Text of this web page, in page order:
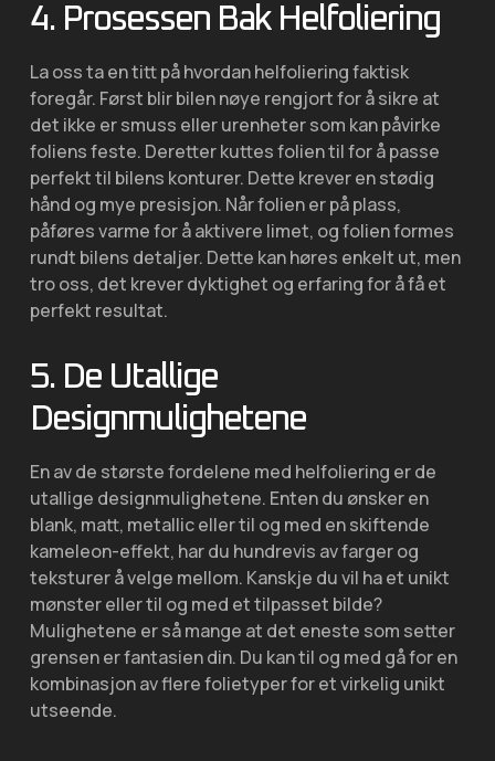
4. Prosessen Bak Helfoliering
La oss ta en titt på hvordan helfoliering faktisk
foregår. Først blir bilen nøye rengjort for å sikre at
det ikke er smuss eller urenheter som kan påvirke
foliens feste. Deretter kuttes folien til for å passe
perfekt til bilens konturer. Dette krever en stødig
hånd og mye presisjon. Når folien er på plass,
påføres varme for å aktivere limet, og folien formes
rundt bilens detaljer. Dette kan høres enkelt ut, men
tro oss, det krever dyktighet og erfaring for å få et
perfekt resultat.
5. De Utallige
Designmulighetene
En av de største fordelene med helfoliering er de
utallige designmulighetene. Enten du ønsker en
blank, matt, metallic eller til og med en skiftende
kameleon-effekt, har du hundrevis av farger og
teksturer å velge mellom. Kanskje du vil ha et unikt
mønster eller til og med et tilpasset bilde?
Mulighetene er så mange at det eneste som setter
grensen er fantasien din. Du kan til og med gå for en
kombinasjon av flere folietyper for et virkelig unikt
utseende.